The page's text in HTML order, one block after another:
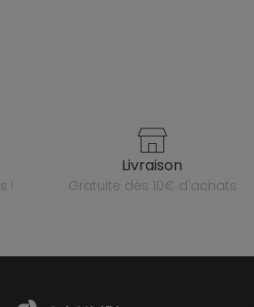
!
livraison
gratuite dès 10€ d'achats